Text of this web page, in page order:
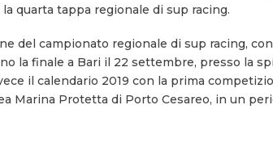
quarta tappa regionale di sup racing.
del campionato regionale di sup racing,
la finale a Bari il 22 settembre, presso la
il calendario 2019 con la prima
Marina Protetta di Porto Cesareo, in un